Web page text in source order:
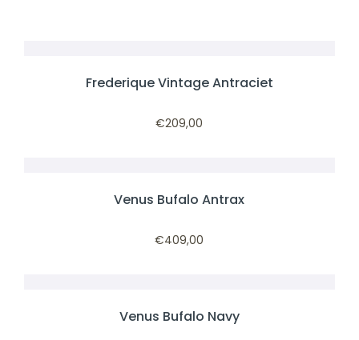
Frederique Vintage Antraciet
€209,00
Venus Bufalo Antrax
€409,00
Venus Bufalo Navy